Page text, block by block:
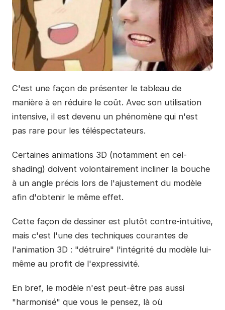
C'est une façon de présenter le tableau de
manière à en réduire le coût. Avec son utilisation
intensive, il est devenu un phénomène qui n'est
pas rare pour les téléspectateurs.
Certaines animations 3D (notamment en cel-
shading) doivent volontairement incliner la bouche
à un angle précis lors de l'ajustement du modèle
afin d'obtenir le même effet.
Cette façon de dessiner est plutôt contre-intuitive,
mais c'est l'une des techniques courantes de
l'animation 3D : "détruire" l'intégrité du modèle lui-
même au profit de l'expressivité.
En bref, le modèle n'est peut-être pas aussi
"harmonisé" que vous le pensez, là où